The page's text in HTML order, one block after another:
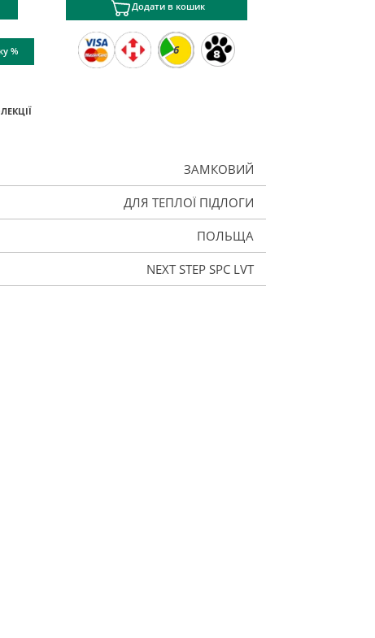
Додати в кошик
6
%
ЗАМКОВИЙ
ДЛЯ ТЕПЛОЇ ПІДЛОГИ
ПОЛЬЩА
NEXT STEP SPC LVT